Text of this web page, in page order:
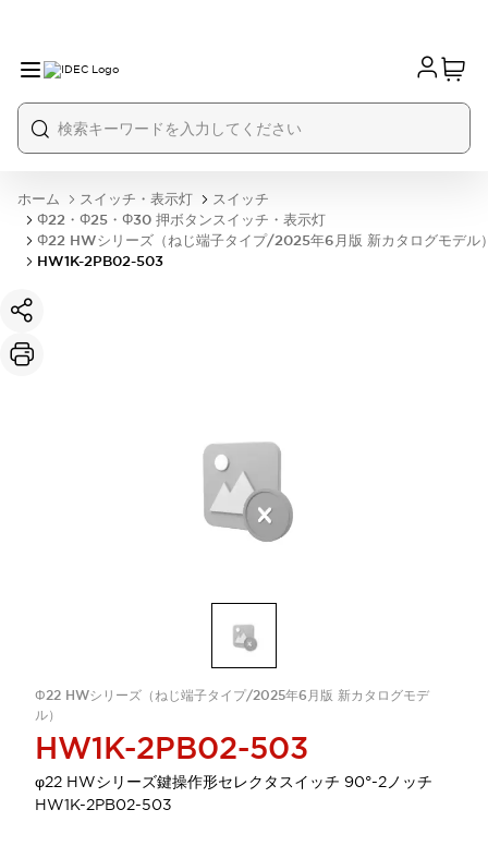
ホーム スイッチ・表示灯
スイッチ
Φ22・Φ25・Φ30 押ボタンスイッチ・表示灯
Φ22 HWシリーズ（ねじ端子タイプ/2025年6月版 新カタログモデル
HW1K-2PB02-503
Φ22 HWシリーズ（ねじ端子タイプ/2025年6月版 新カタログモデ
ル）
HW1K-2PB02-503
φ22 HWシリーズ鍵操作形セレクタスイッチ 90°-2ノッチ
HW1K-2PB02-503